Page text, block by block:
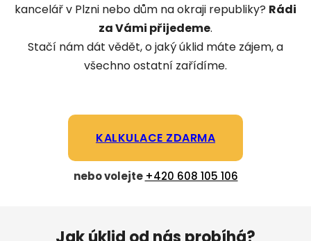
kancelář v Plzni nebo dům na okraji republiky? Rádi
za Vámi přijedeme.
Stačí nám dát vědět, o jaký úklid máte zájem, a
všechno ostatní zařídíme.
KALKULACE ZDARMA
nebo volejte +420 608 105 106